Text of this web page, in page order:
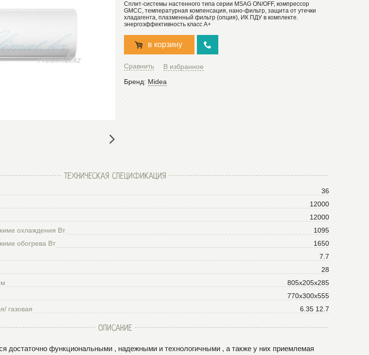
Cплит-системы настенного типа серии MSAG ON/OFF, компрессор
GMCC, температурная компенсация, нано-фильтр, защита от утечки
хладагента, плазменный фильтр (опция), ИК ПДУ в комплекте.
энергоэффективность класс А+
в корзину
Сравнить
В избранное
Бренд: Midea
ТЕХНИЧЕСКАЯ СПЕЦИФИКАЦИЯ
36
12000
12000
охлаждения Вт
1095
обогрева Вт
1650
7.7
28
805x205x285
770x300x555
газовая
6.35 12.7
ОПИСАНИЕ
достаточно функциональными , надежными и технологичными , а также у них приемлемая